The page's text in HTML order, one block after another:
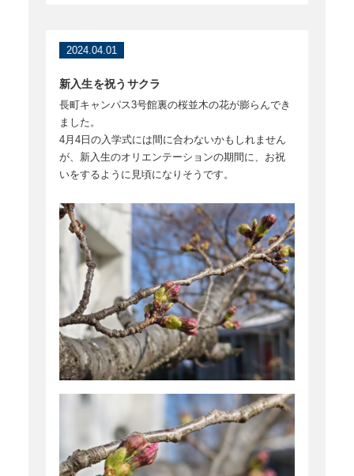
2024.04.01
新入生を祝うサクラ
長町キャンパス3号館裏の桜並木の花が膨らんでき
ました。
4月4日の入学式には間に合わないかもしれません
が、新入生のオリエンテーションの期間に、お祝
いをするように見頃になりそうです。